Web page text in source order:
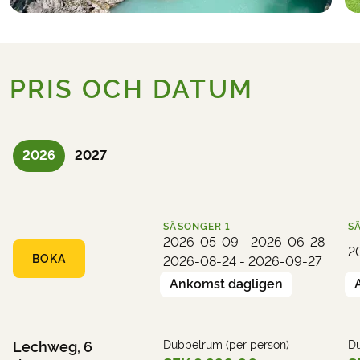
PRIS OCH DATUM
2026 2027
BOKA
Lechweg, 6
SÄSONGER 1
2026-05-09 - 2026-06-28
2026-08-24 - 2026-09-27
Ankomst dagligen
Dubbelrum (per person)